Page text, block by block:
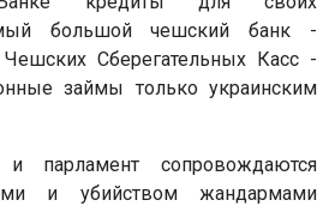
большой чешский банк -
Сберегательных Касс -
займы только украинским
сопровождаются
и убийством жандармами